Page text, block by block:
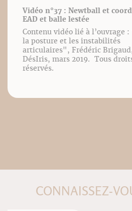
Vidéo n°37 : Newtball et
EAD et balle lestée
Contenu vidéo lié à l’ouvrage
la posture et les instabilités
articulaires", Frédéric
DésIris, mars 2019. Tous
réservés.
CONNAISSEZ-